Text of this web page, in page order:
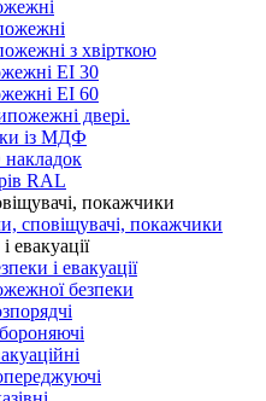
з хвірткою
EI 30
EI 60
двері.
із МДФ
RAL
покажчики
сповіщувачі, покажчики
евакуації
і евакуації
безпеки